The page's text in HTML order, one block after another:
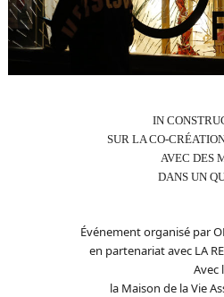
IN
SUR LA CO-
AVEC DES
DANS UN
Événement organisé par
en partenariat avec LA
Avec
la Maison de la Vie